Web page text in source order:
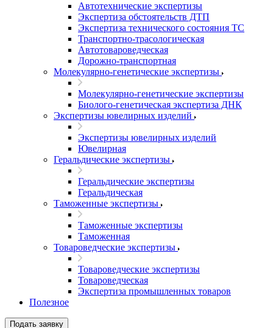
Автотехнические экспертизы
Экспертиза обстоятельств ДТП
Экспертиза технического состояния ТС
Транспортно-трасологическая
Автотовароведческая
Дорожно-транспортная
Молекулярно-генетические экспертизы
Молекулярно-генетические экспертизы
Биолого-генетическая экспертиза ДНК
Экспертизы ювелирных изделий
Экспертизы ювелирных изделий
Ювелирная
Геральдические экспертизы
Геральдические экспертизы
Геральдическая
Таможенные экспертизы
Таможенные экспертизы
Таможенная
Товароведческие экспертизы
Товароведческие экспертизы
Товароведческая
Экспертиза промышленных товаров
Полезное
Подать заявку